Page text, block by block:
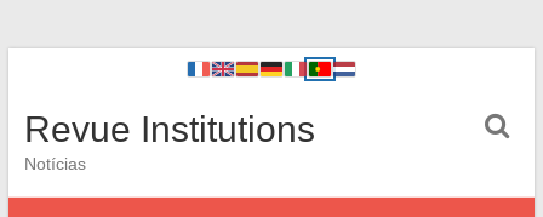
Revue Institutions
Notícias